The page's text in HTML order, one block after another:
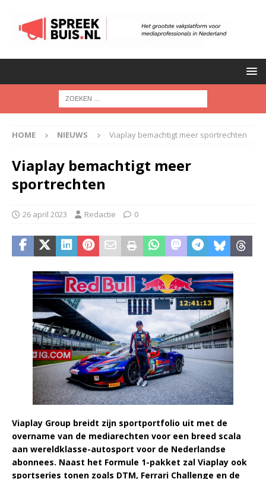
HOME NIEUWS Viaplay bemachtigt meer sportrechten
Viaplay bemachtigt meer
sportrechten
26 april 2023 Redactie 0
Viaplay Group breidt zijn sportportfolio uit met de
overname van de mediarechten voor een breed scala
aan wereldklasse-autosport voor de Nederlandse
abonnees. Naast het Formule 1-pakket zal Viaplay ook
sportseries tonen zoals DTM, Ferrari Challenge en de